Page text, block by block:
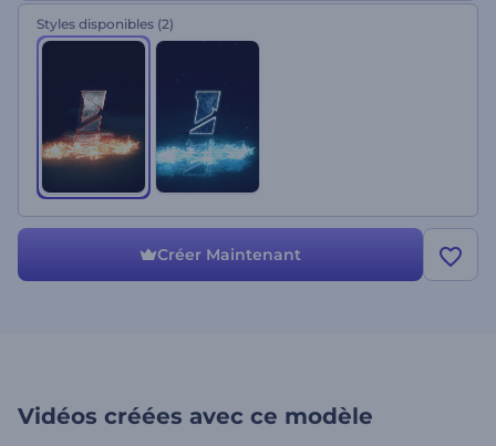
votre logo et constatez par vous-même !
Styles disponibles (2)
Créer Maintenant
Vidéos créées avec ce modèle